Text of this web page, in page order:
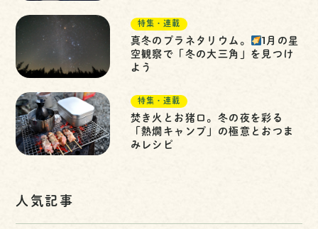
特集・連載
真冬のプラネタリウム。
1月の星
空観察で「冬の大三角」を見つけ
よう
特集・連載
焚き火とお猪口。冬の夜を彩る
「熱燗キャンプ」の極意とおつま
みレシピ
人気記事